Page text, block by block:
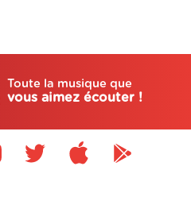
Toute la musique que
vous aimez écouter !